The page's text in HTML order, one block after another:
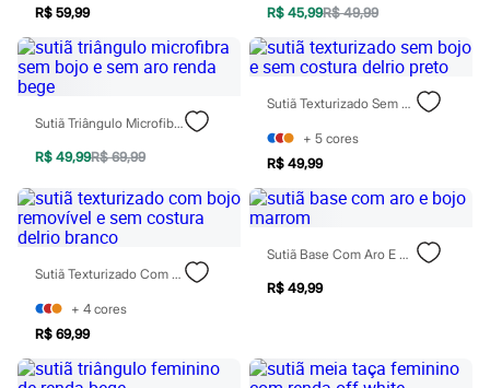
Pantufas
Rasteirinhas
Sandálias
Tênis
Diversão
Marcas
Baby Club
Fifteen
Miss Fifteen
Palomino
Moda íntima
Calcinhas
Cuecas
Meias
Moda praia
Biquínis e Maiôs
Blusas de proteção
Sungas
R$ 59,99 R$ 45,99R$ 49,99
Sutiã Triângulo Microfibra Sem Bojo E Sem Aro Renda Bege
R$ 49,99R$ 69,99
Sutiã Texturizado Sem Bojo E Sem Costura Delrio Preto
+ 5 cores
R$ 49,99
Sutiã Texturizado Com Bojo Removível E Sem Costura Delrio Branco
+ 4 cores
R$ 69,99
Sutiã Base Com Aro E Bojo Marrom
R$ 49,99